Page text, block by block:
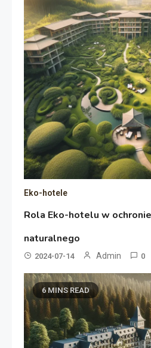
Eko-hotele
Rola Eko-hotelu w
naturalnego
2024-07-14 Admin 0
6 MINS READ